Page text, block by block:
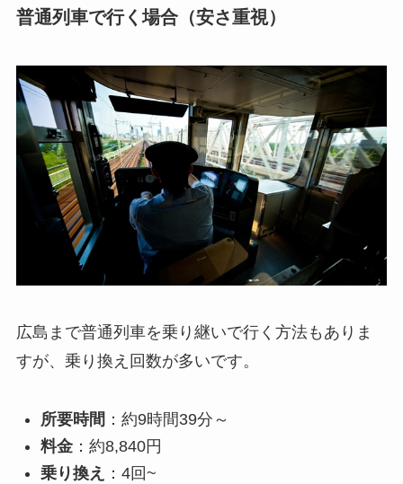
普通列車で行く場合（安さ重視）
広島まで普通列車を乗り継いで行く方法もありま
すが、乗り換え回数が多いです。
所要時間 ：約9時間39分～
料金：約8,840円
乗り換え
：4回~